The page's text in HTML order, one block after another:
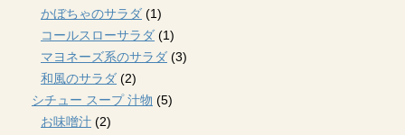
かぼちゃのサラダ (1)
コールスローサラダ (1)
マヨネーズ系のサラダ (3)
和風のサラダ (2)
シチュー スープ 汁物 (5)
お味噌汁 (2)